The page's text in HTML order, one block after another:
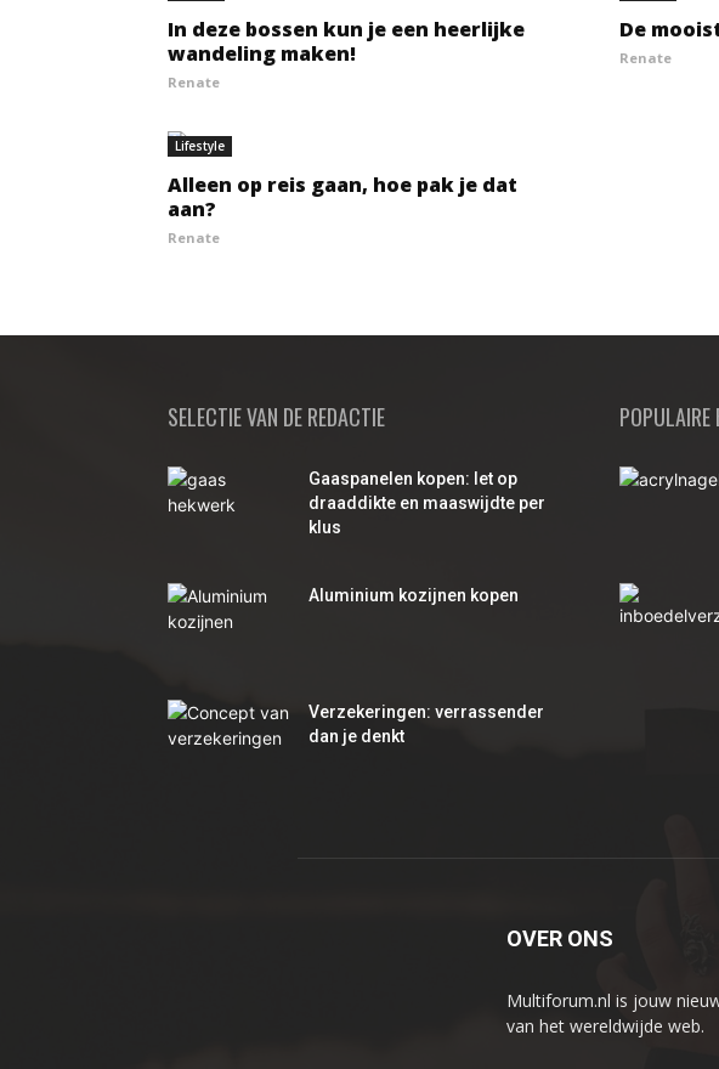
In deze bossen kun je een heerlijke
wandeling maken!
Renate
De
Renate
Lifestyle
Alleen op reis gaan, hoe pak je dat
aan?
Renate
SELECTIE VAN DE REDACTIE
Gaaspanelen kopen: let op
draaddikte en maaswijdte per
klus
Aluminium kozijnen kopen
Verzekeringen: verrassender
dan je denkt
POPULAIRE
OVER ONS
Multiforum.nl is jouw
van het wereldwijde web.